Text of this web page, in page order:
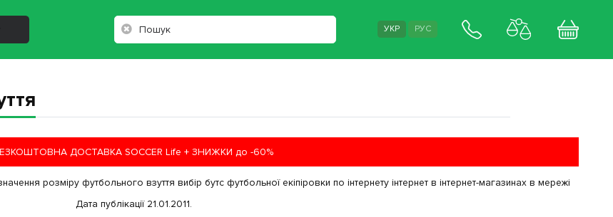
ДОСТАВКА SOCCER Life + ЗНИЖКИ до -60%
розміру футбольного взуття вибір бутс футбольної екіпіровки по інтернету інтернет в інтернет-магазинах в мережі
Дата публікації 21.01.2011.
УКР РУС